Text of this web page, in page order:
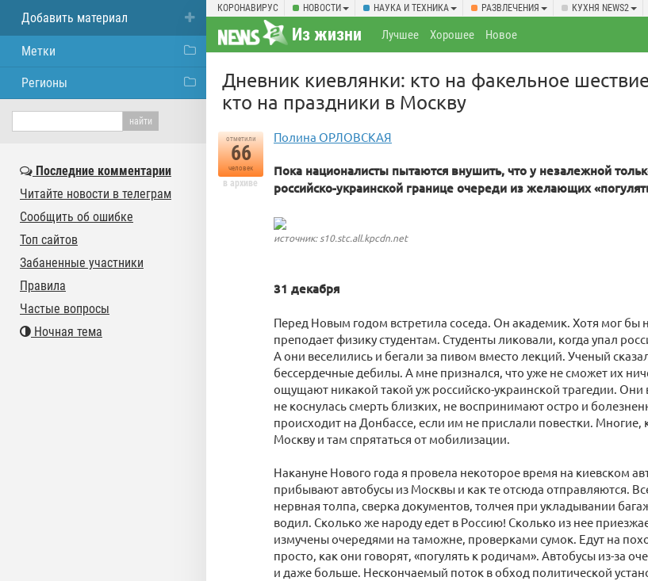
КОРОНАВИРУС НОВОСТИ НАУКА И ТЕХНИКА РАЗВЛЕЧЕНИЯ КУХНЯ NEWS2
Из жизни Лучшее Хорошее Новое
Дневник киевлянки: кто на факельное
кто на праздники в Москву
отметили
66
человек
в архиве
Полина ОРЛОВСКАЯ
Пока националисты пытаются внушить, что у незалежной
российско-украинской границе очереди из желающих
источник: s10.stc.all.kpcdn.net
31 декабря
Перед Новым годом встретила соседа. Он академик. Хотя мог бы
преподает физику студентам. Студенты ликовали, когда упал
А они веселились и бегали за пивом вместо лекций. Ученый
бессердечные дебилы. А мне признался, что уже не сможет их
ощущают никакой такой уж российско-украинской трагедии. Они
не коснулась смерть близких, не воспринимают остро и
происходит на Донбассе, если им не прислали повестки. Многие,
Москву и там спрятаться от мобилизации.
Накануне Нового года я провела некоторое время на киевском
прибывают автобусы из Москвы и как те отсюда отправляются.
нервная толпа, сверка документов, толчея при укладывании
водил. Сколько же народу едет в Россию! Сколько из нее
измучены очередями на таможне, проверками сумок. Едут на
просто, как они говорят, «погулять к родичам». Автобусы из-за
и даже больше. Нескончаемый поток в обход политической
Добавить материал
Метки
Регионы
Последние комментарии
Читайте новости в телеграм
Сообщить об ошибке
Топ сайтов
Забаненные участники
Правила
Частые вопросы
Ночная тема